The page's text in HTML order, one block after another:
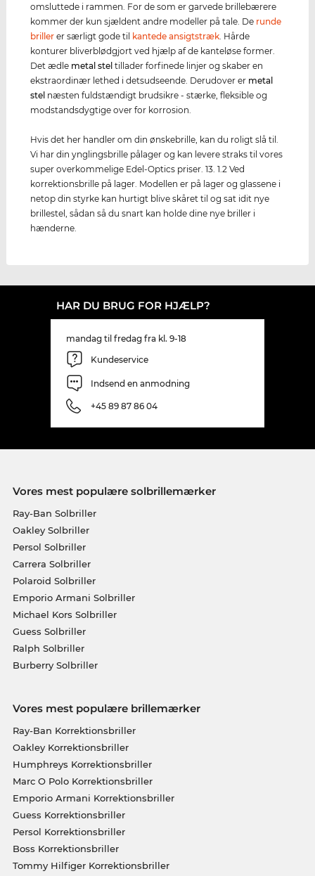
omsluttede i rammen. For de som er garvede brillebærere
kommer der kun sjældent andre modeller på tale. De runde
briller er særligt gode til kantede ansigtstræk. Hårde
konturer bliverblødgjort ved hjælp af de kanteløse former.
Det ædle metal stel tillader forfinede linjer og skaber en
ekstraordinær lethed i detsudseende. Derudover er metal
stel næsten fuldstændigt brudsikre - stærke, fleksible og
modstandsdygtige over for korrosion.
Hvis det her handler om din ønskebrille, kan du roligt slå til.
Vi har din ynglingsbrille pålager og kan levere straks til vores
super overkommelige Edel-Optics priser. 13. 1.2 Ved
korrektionsbrille på lager. Modellen er på lager og glassene i
netop din styrke kan hurtigt blive skåret til og sat idit nye
brillestel, sådan så du snart kan holde dine nye briller i
hænderne.
HAR DU BRUG FOR HJÆLP?
mandag til fredag fra kl. 9-18
Kundeservice
Indsend en anmodning
+45 89 87 86 04
Vores mest populære solbrillemærker
Ray-Ban Solbriller
Oakley Solbriller
Persol Solbriller
Carrera Solbriller
Polaroid Solbriller
Emporio Armani Solbriller
Michael Kors Solbriller
Guess Solbriller
Ralph Solbriller
Burberry Solbriller
Vores mest populære brillemærker
Ray-Ban Korrektionsbriller
Oakley Korrektionsbriller
Humphreys Korrektionsbriller
Marc O Polo Korrektionsbriller
Emporio Armani Korrektionsbriller
Guess Korrektionsbriller
Persol Korrektionsbriller
Boss Korrektionsbriller
Tommy Hilfiger Korrektionsbriller